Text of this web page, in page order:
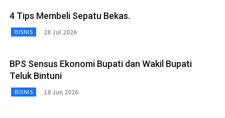
4 Tips Membeli Sepatu Bekas.
BISNIS 28 Jul 2026
BPS Sensus Ekonomi Bupati dan Wakil Bupati
Teluk Bintuni
BISNIS 18 Jun 2026